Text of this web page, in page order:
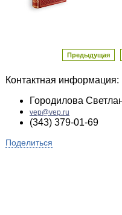
Предыдущая
Контактная информация:
Городилова
vep@vep.ru
(343) 379-01-69
Поделиться